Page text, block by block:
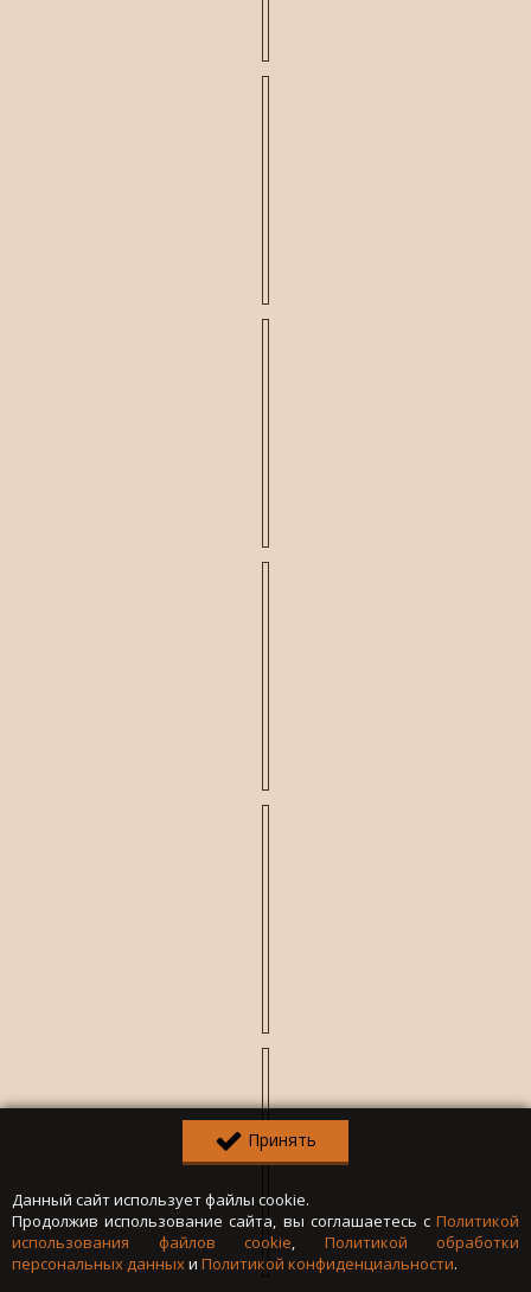
Принять
Данный сайт использует файлы cookie.
Продолжив использование сайта, вы соглашаетесь с Политикой
использования файлов cookie, Политикой обработки
персональных данныхи Политикой конфиденциальности.